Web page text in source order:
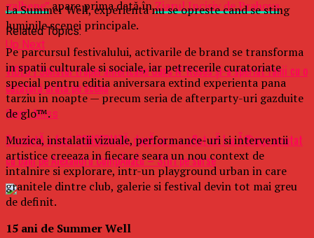
galbene”apare prima dată înZiarul Incisiv de Prahova.
Related Topics:
Up Next
VIDEO | Solistul trupei americane Guns N’ Roses şi-a speriat fanii cu o
căzătură urâtă pe scenă
Don't Miss
O vedetÄ a fost CONCEDIATÄ, dupÄ ce s-a aflat cÄ l-a Ã®mprumutat
cu bani pe Alexandru CumpÄnaÈu – Stiri pe surse
La Summer Well, experienta nu se opreste cand se sting
luminile scenei principale.
Pe parcursul festivalului, activarile de brand se transforma
in spatii culturale si sociale, iar petrecerile curatoriate
special pentru editia aniversara extind experienta pana
tarziu in noapte — precum seria de afterparty-uri gazduite
de glo™.
Muzica, instalatii vizuale, performance-uri si interventii
artistice creeaza in fiecare seara un nou context de
intalnire si explorare, intr-un playground urban in care
granitele dintre club, galerie si festival devin tot mai greu
de definit.
15 ani de Summer Well